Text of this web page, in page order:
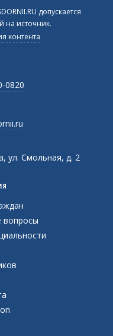
допускается
на источник.
контента
0820
ул. Смольная, д. 2
вопросы